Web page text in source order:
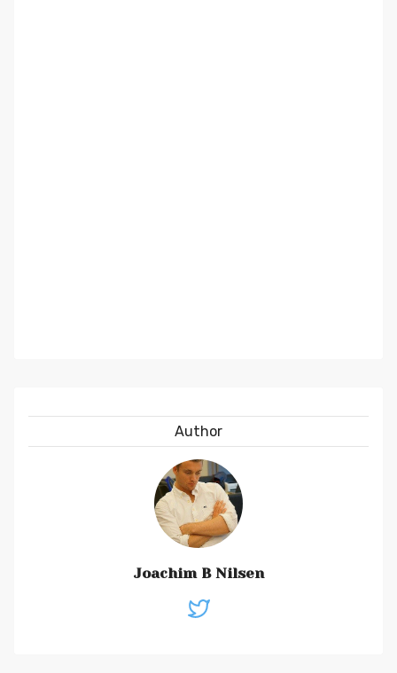
Author
Joachim B Nilsen